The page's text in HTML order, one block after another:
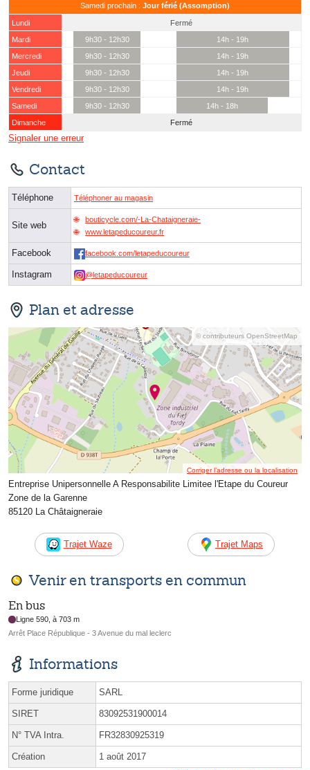
Samedi prochain : Jour férié (Assomption)
Lundi
Fermé
Mardi
9h30 - 12h30
14h - 19h
Mercredi
9h30 - 12h30
14h - 19h
Jeudi
9h30 - 12h30
14h - 19h
Vendredi
9h30 - 12h30
14h - 19h
Samedi
9h30 - 12h30
14h - 18h
Dimanche
Fermé
Signaler une erreur
Contact
Téléphone Téléphoner au magasin
Site web
bouticycle.com/-La-Chataigneraie-
www.letapeducoureur.fr
Facebook facebook.com/letapeducoureur
Instagram @letapeducoureur
Plan et adresse
© contributeurs OpenStreetMap
Corriger l’adresse ou la localisation
Entreprise Unipersonnelle A Responsabilite Limitee l'Etape du Coureur
Zone de la Garenne
85120 La Châtaigneraie
Trajet Waze Trajet Maps
Venir en transports en commun
En bus
Ligne 590, à 703 m
Arrêt Place République - 3 Avenue du mal leclerc
Informations
Forme juridique SARL
SIRET 83092531900014
N° TVA Intra. FR32830925319
Création 1 août 2017